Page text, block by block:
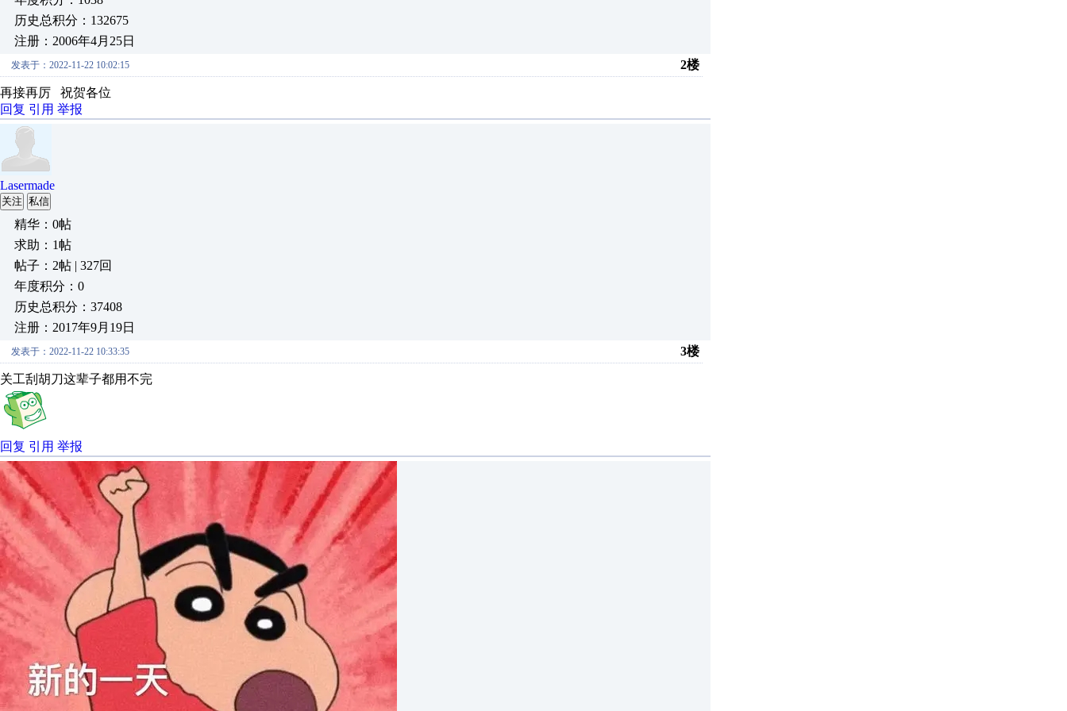
历史总积分：132675
注册：2006年4月25日
发表于：2022-11-22 10:02:15 2楼
再接再厉 祝贺各位
回复 引用 举报
Lasermade
关注 私信
精华：0帖
求助：1帖
帖子：2帖 | 327回
年度积分：0
历史总积分：37408
注册：2017年9月19日
发表于：2022-11-22 10:33:35 3楼
关工刮胡刀这辈子都用不完
回复 引用 举报